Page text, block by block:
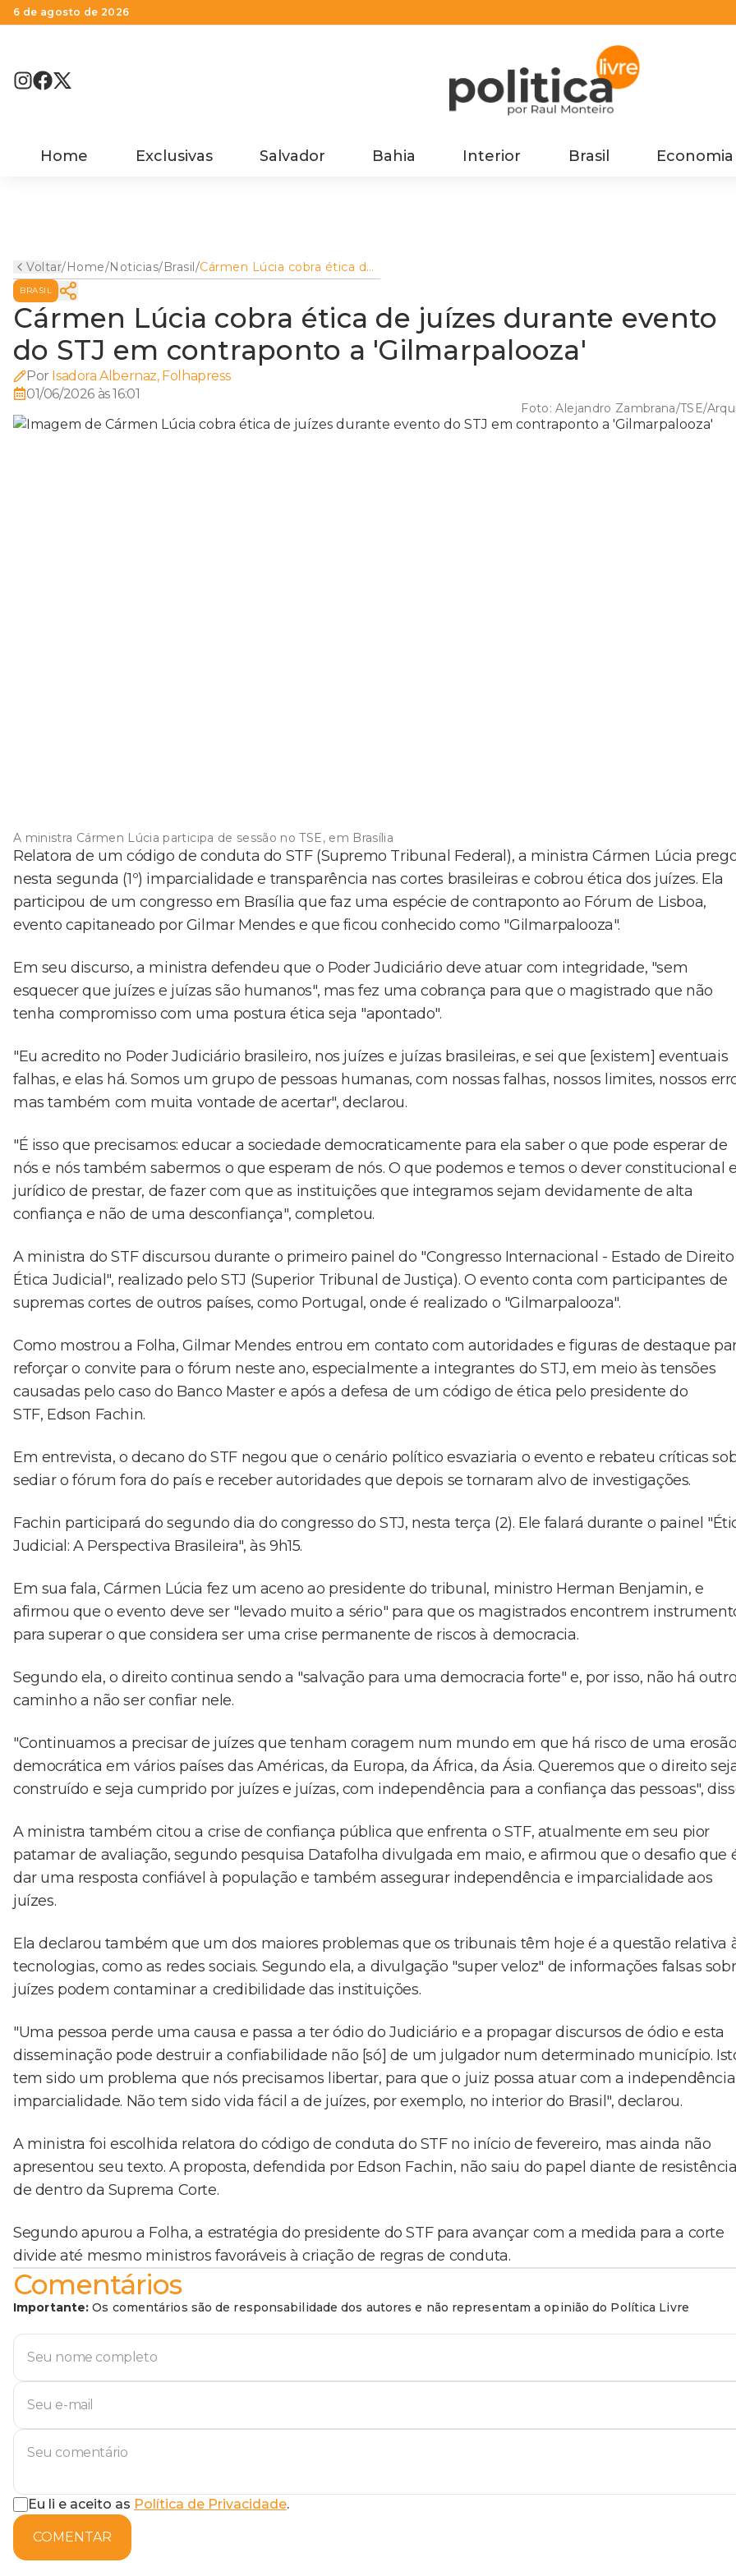
6 de agosto de 2026
Home Exclusivas Salvador Bahia Interior Brasil Economia
Voltar/Home/Noticias/Brasil/Cármen Lúcia cobra ética de
juízes durante evento do STJ
'Gilmarpalooza'
BRASIL
Cármen Lúcia cobra ética de juízes durante evento
do STJ em contraponto a 'Gilmarpalooza'
Por Isadora Albernaz, Folhapress
01/06/2026 às 16:01
Foto:Alejandro Zambrana/TSE/
A ministra Cármen Lúcia participa de sessão no TSE, em Brasília
Relatora de um código de conduta do STF (Supremo Tribunal Federal), a ministra Cármen Lúcia
nesta segunda (1º) imparcialidade e transparência nas cortes brasileiras e cobrou ética dos juízes. Ela
participou de um congresso em Brasília que faz uma espécie de contraponto ao Fórum de Lisboa,
evento capitaneado por Gilmar Mendes e que ficou conhecido como "Gilmarpalooza".
Em seu discurso, a ministra defendeu que o Poder Judiciário deve atuar com integridade, "sem
esquecer que juízes e juízas são humanos", mas fez uma cobrança para que o magistrado que não
tenha compromisso com uma postura ética seja "apontado".
"Eu acredito no Poder Judiciário brasileiro, nos juízes e juízas brasileiras, e sei que [existem] eventuais
falhas, e elas há. Somos um grupo de pessoas humanas, com nossas falhas, nossos limites, nossos
mas também com muita vontade de acertar", declarou.
"É isso que precisamos: educar a sociedade democraticamente para ela saber o que pode esperar de
nós e nós também sabermos o que esperam de nós. O que podemos e temos o dever constitucional e
jurídico de prestar, de fazer com que as instituições que integramos sejam devidamente de alta
confiança e não de uma desconfiança", completou.
A ministra do STF discursou durante o primeiro painel do "Congresso Internacional - Estado de Direito
Ética Judicial", realizado pelo STJ (Superior Tribunal de Justiça). O evento conta com participantes de
supremas cortes de outros países, como Portugal, onde é realizado o "Gilmarpalooza".
Como mostrou a Folha, Gilmar Mendes entrou em contato com autoridades e figuras de destaque
reforçar o convite para o fórum neste ano, especialmente a integrantes do STJ, em meio às tensões
causadas pelo caso do Banco Master e após a defesa de um código de ética pelo presidente do
STF, Edson Fachin.
Em entrevista, o decano do STF negou que o cenário político esvaziaria o evento e rebateu críticas
sediar o fórum fora do país e receber autoridades que depois se tornaram alvo de investigações.
Fachin participará do segundo dia do congresso do STJ, nesta terça (2). Ele falará durante o painel
Judicial: A Perspectiva Brasileira", às 9h15.
Em sua fala, Cármen Lúcia fez um aceno ao presidente do tribunal, ministro Herman Benjamin, e
afirmou que o evento deve ser "levado muito a sério" para que os magistrados encontrem
para superar o que considera ser uma crise permanente de riscos à democracia.
Segundo ela, o direito continua sendo a "salvação para uma democracia forte" e, por isso, não há outro
caminho a não ser confiar nele.
"Continuamos a precisar de juízes que tenham coragem num mundo em que há risco de uma erosão
democrática em vários países das Américas, da Europa, da África, da Ásia. Queremos que o direito
construído e seja cumprido por juízes e juízas, com independência para a confiança das pessoas",
A ministra também citou a crise de confiança pública que enfrenta o STF, atualmente em seu pior
patamar de avaliação, segundo pesquisa Datafolha divulgada em maio, e afirmou que o desafio que
dar uma resposta confiável à população e também assegurar independência e imparcialidade aos
juízes.
Ela declarou também que um dos maiores problemas que os tribunais têm hoje é a questão relativa
tecnologias, como as redes sociais. Segundo ela, a divulgação "super veloz" de informações falsas
juízes podem contaminar a credibilidade das instituições.
"Uma pessoa perde uma causa e passa a ter ódio do Judiciário e a propagar discursos de ódio e esta
disseminação pode destruir a confiabilidade não [só] de um julgador num determinado município.
tem sido um problema que nós precisamos libertar, para que o juiz possa atuar com a
imparcialidade. Não tem sido vida fácil a de juízes, por exemplo, no interior do Brasil", declarou.
A ministra foi escolhida relatora do código de conduta do STF no início de fevereiro, mas ainda não
apresentou seu texto. A proposta, defendida por Edson Fachin, não saiu do papel diante de
de dentro da Suprema Corte.
Segundo apurou a Folha, a estratégia do presidente do STF para avançar com a medida para a corte
divide até mesmo ministros favoráveis à criação de regras de conduta.
Comentários
Importante: Os comentários são de responsabilidade dos autores e não representam a opinião do Política Livre
Eu li e aceito as Política de Privacidade.
COMENTAR